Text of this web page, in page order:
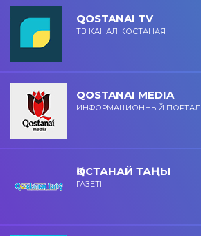
QOSTANAI TV
ТВ КАНАЛ КОСТАНАЯ
QOSTANAI MEDIA
ИНФОРМАЦИОННЫЙ ПОРТАЛ
ҚОСТАНАЙ ТАҢЫ
ГАЗЕТІ